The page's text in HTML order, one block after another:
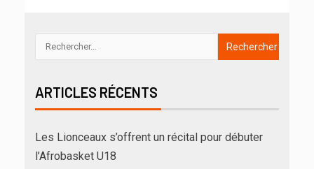
ARTICLES RÉCENTS
Les Lionceaux s’offrent un récital pour débuter
l’Afrobasket U18